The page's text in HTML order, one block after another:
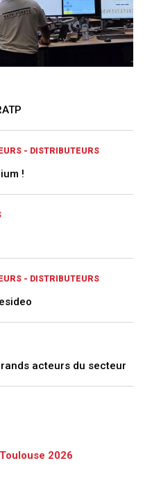
- DISTRIBUTEURS
!
- DISTRIBUTEURS
acteurs du secteur
2026